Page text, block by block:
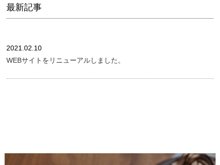
最新記事
2021.02.10
WEBサイトをリニューアルしました。